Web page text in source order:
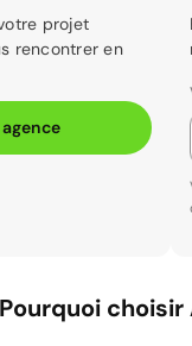
projet
rencontrer en
Pourquoi